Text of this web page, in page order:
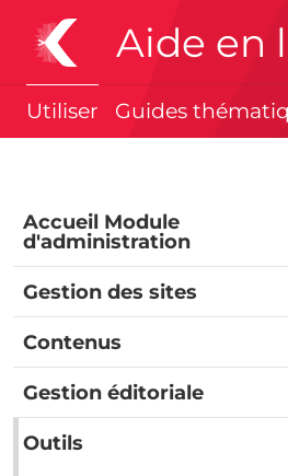
Aide en
Utiliser Guides
Accueil Module
d'administration
Gestion des sites
Contenus
Gestion éditoriale
Outils